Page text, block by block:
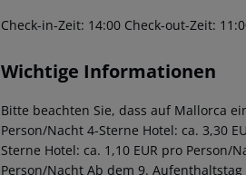
Check-in-Zeit: 14:00 Check-out-Zeit:
Wichtige Informationen
Bitte beachten Sie, dass auf Mallorca
Person/Nacht 4-Sterne Hotel: ca. 3,30
Sterne Hotel: ca. 1,10 EUR pro Person/
Person/Nacht Ab dem 9.